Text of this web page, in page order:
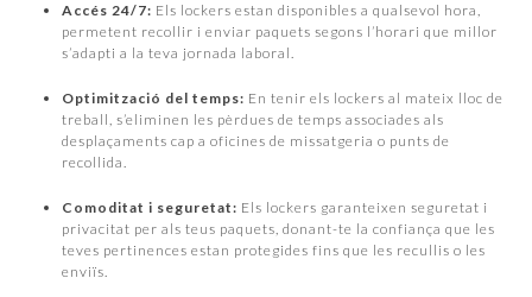
Accés 24/7: Els lockers estan disponibles a qualsevol hora,
permetent recollir i enviar paquets segons l’horari que millor
s’adapti a la teva jornada laboral.
Optimització del temps: En tenir els lockers al mateix lloc de
treball, s’eliminen les pèrdues de temps associades als
desplaçaments cap a oficines de missatgeria o punts de
recollida.
Comoditat i seguretat: Els lockers garanteixen seguretat i
privacitat per als teus paquets, donant-te la confiança que les
teves pertinences estan protegides fins que les recullis o les
enviïs.